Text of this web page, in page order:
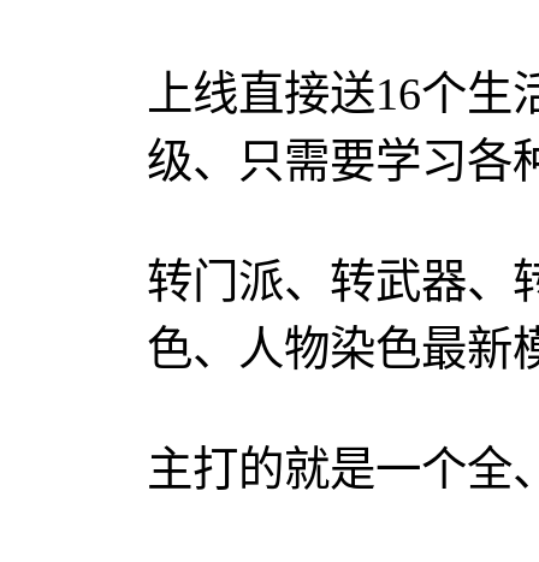
上线直接送16个
级、只需要学习各
转门派、转武器、
色、人物染色最新
主打的就是一个全